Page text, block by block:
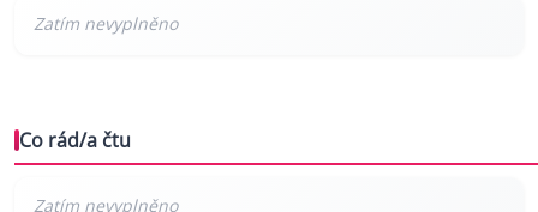
Co rád/a čtu